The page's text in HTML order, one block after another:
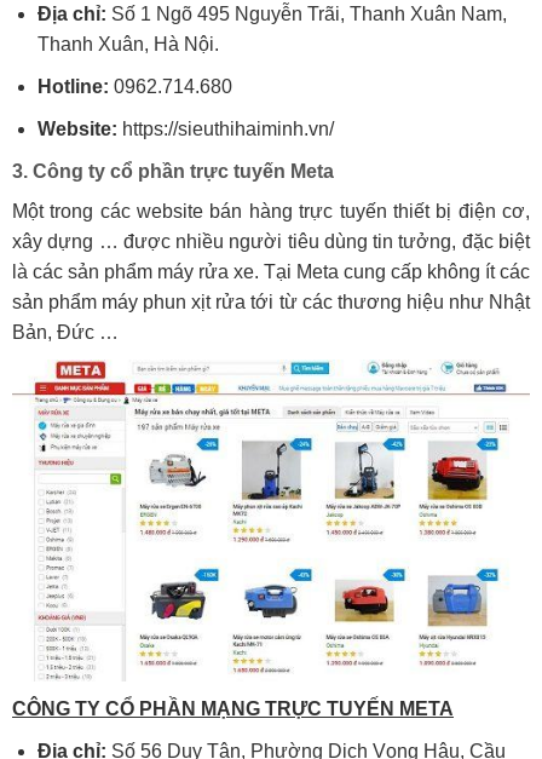
Địa chỉ: Số 1 Ngõ 495 Nguyễn Trãi, Thanh Xuân Nam,
Thanh Xuân, Hà Nội.
Hotline: 0962.714.680
Website: https://sieuthihaiminh.vn/
3. Công ty cổ phần trực tuyến Meta
Một trong các website bán hàng trực tuyến thiết bị điện cơ,
xây dựng … được nhiều người tiêu dùng tin tưởng, đặc biệt
là các sản phẩm máy rửa xe. Tại Meta cung cấp không ít các
sản phẩm máy phun xịt rửa tới từ các thương hiệu như Nhật
Bản, Đức …
CÔNG TY CỔ PHẦN MẠNG TRỰC TUYẾN META
Địa chỉ: Số 56 Duy Tân, Phường Dịch Vọng Hậu, Cầu